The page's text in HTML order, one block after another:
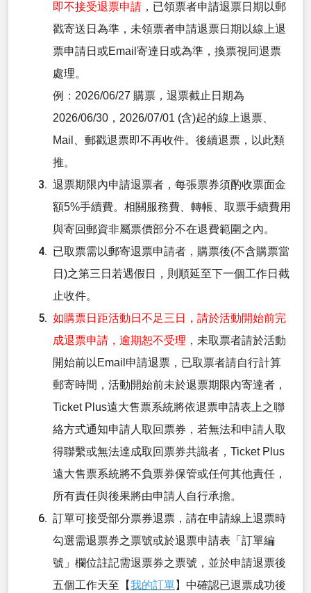
即不接受退票申請 ，已領票者申請退票日期以郵
戳寄送日為準，未領票者申請退票日期以線上退
票申請日或Email寄達日或為準，換票視同退票
處理。
例：2026/06/27 購票，退票截止日期為
2026/06/30，2026/07/01 (含)起的線上退票、
Mail、郵戳退票即不再收件。後續退票，以此類
推。
退票期限內申請退票者，每張票券須酌收票面金
額5%手續費。相關服務費、轉帳、取票手續費用
與寄回郵資非屬票價部分不在退費範圍之內。
已取票需以郵寄退票申請者，購票後(不含購票當
日)之第三日若遇假日，則順延至下一個工作日截
止收件。
如購票日距活動日不足三日，請於活動開始前完
成退票申請，逾期恕不受理 ，未取票者請於活動
開始前以Email申請退票，已取票者請自行計算
郵寄時間，活動開始前未於退票期限內寄達者，
Ticket Plus遠大售票系統將依退票申請表上之聯
絡方式通知申請人取回票券，若無法和申請人取
得聯繫或無法達成取回票券共識者，Ticket Plus
遠大售票系統將不負票券保管或任何其他責任，
所有責任與後果將由申請人自行承擔。
訂單可接受部分票券退票，請在申請線上退票時
勾選需退票券之票號或於退票申請表「訂單編
號」欄位註記需退票券之票號，並於申請退票後
五個工作天至【我的訂單】中確認已退票成功後